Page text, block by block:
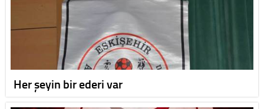
Her şeyin bir ederi var